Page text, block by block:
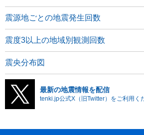
震源地ごとの地震発生回数
震度3以上の地域別観測回数
震央分布図
最新の地震情報を配信
tenki.jp公式X（旧Twitter）をご利用く